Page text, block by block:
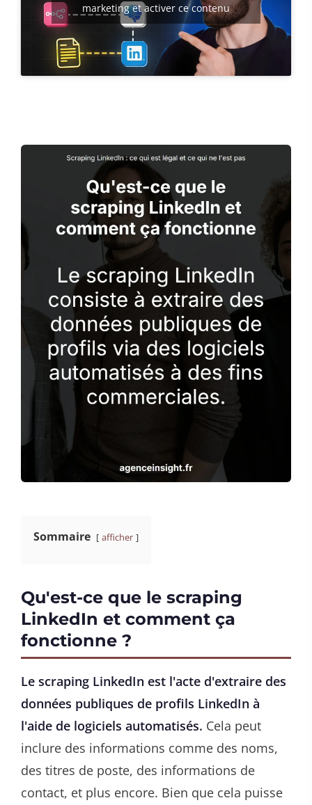
marketing et activer ce contenu
Sommaire afficher
Qu'est-ce que le scraping
LinkedIn et comment ça
fonctionne ?
Le scraping LinkedIn est l'acte d'extraire des
données publiques de profils LinkedIn à
l'aide de logiciels automatisés. Cela peut
inclure des informations comme des noms,
des titres de poste, des informations de
contact, et plus encore. Bien que cela puisse